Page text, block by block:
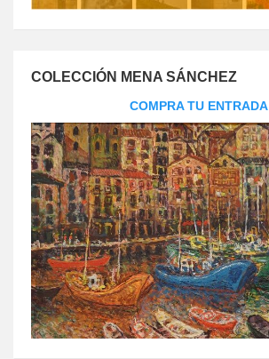
COLECCIÓN MENA SÁNCHEZ
COMPRA TU ENTRADA